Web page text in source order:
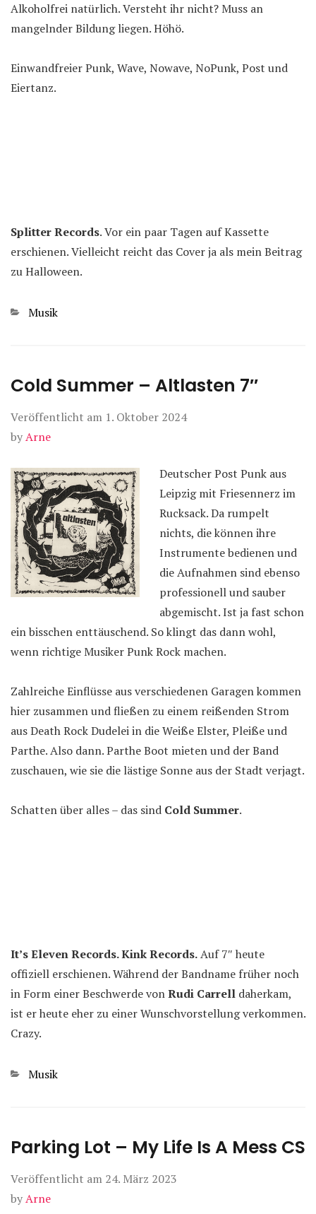
Alkoholfrei natürlich. Versteht ihr nicht? Muss an
mangelnder Bildung liegen. Höhö.
Einwandfreier Punk, Wave, Nowave, NoPunk, Post und
Eiertanz.
Splitter Records. Vor ein paar Tagen auf Kassette
erschienen. Vielleicht reicht das Cover ja als mein Beitrag
zu Halloween.
Kategorien
Musik
Cold Summer – Altlasten 7″
Veröffentlicht am 1. Oktober 2024
byArne
Deutscher Post Punk aus
Leipzig mit Friesennerz im
Rucksack. Da rumpelt
nichts, die können ihre
Instrumente bedienen und
die Aufnahmen sind ebenso
professionell und sauber
abgemischt. Ist ja fast schon
ein bisschen enttäuschend. So klingt das dann wohl,
wenn richtige Musiker Punk Rock machen.
Zahlreiche Einflüsse aus verschiedenen Garagen kommen
hier zusammen und fließen zu einem reißenden Strom
aus Death Rock Dudelei in die Weiße Elster, Pleiße und
Parthe. Also dann. Parthe Boot mieten und der Band
zuschauen, wie sie die lästige Sonne aus der Stadt verjagt.
Schatten über alles – das sind Cold Summer.
It’s Eleven Records. Kink Records.Auf 7″ heute
offiziell erschienen. Während der Bandname früher noch
in Form einer Beschwerde vonRudi Carrell daherkam,
ist er heute eher zu einer Wunschvorstellung verkommen.
Crazy.
Kategorien
Musik
Parking Lot – My Life Is A Mess CS
Veröffentlicht am 24. März 2023
byArne